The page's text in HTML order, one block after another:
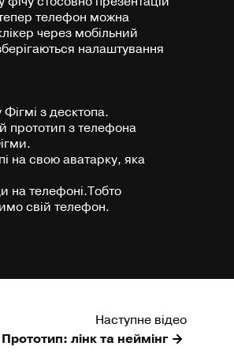
телефон можна
через мобільний
налаштування
з десктопа.
прототип з телефона
на свою аватарку, яка
на телефоні.Тобто
свій телефон.
Наступне відео
Прототип: лінк та неймінг